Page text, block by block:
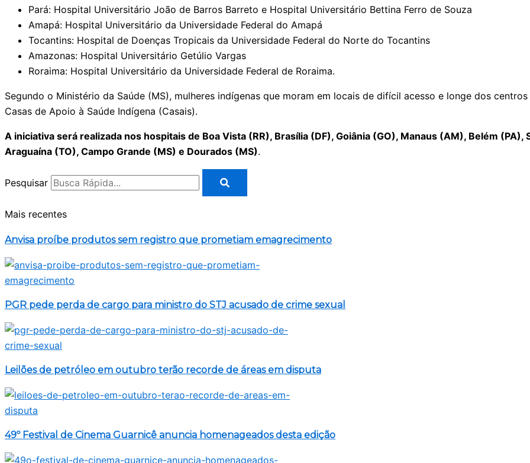
Pará: Hospital Universitário João de Barros Barreto e Hospital Universitário Bettina Ferro de Souza
Amapá: Hospital Universitário da Universidade Federal do Amapá
Tocantins: Hospital de Doenças Tropicais da Universidade Federal do Norte do Tocantins
Amazonas: Hospital Universitário Getúlio Vargas
Roraima: Hospital Universitário da Universidade Federal de Roraima.
Segundo o Ministério da Saúde (MS), mulheres indígenas que moram em locais de difícil acesso e longe dos
Casas de Apoio à Saúde Indígena (Casais).
A iniciativa será realizada nos hospitais de Boa Vista (RR), Brasília (DF), Goiânia (GO), Manaus (AM), Belém
Araguaína (TO), Campo Grande (MS) e Dourados (MS).
Pesquisar
Mais recentes
Anvisa proíbe produtos sem registro que prometiam emagrecimento
PGR pede perda de cargo para ministro do STJ acusado de crime sexual
Leilões de petróleo em outubro terão recorde de áreas em disputa
49º Festival de Cinema Guarnicê anuncia homenageados desta edição